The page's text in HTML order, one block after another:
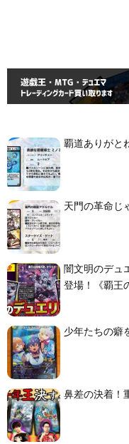
覇道ありがと
天門の革命じ
闇文明のデュ
登場！《覇王
少年たちの癖
鼻差の決着！